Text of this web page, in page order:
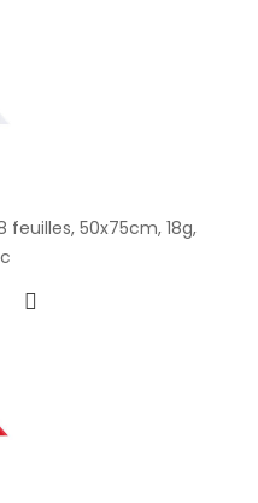
feuilles, 50x75cm, 18g,